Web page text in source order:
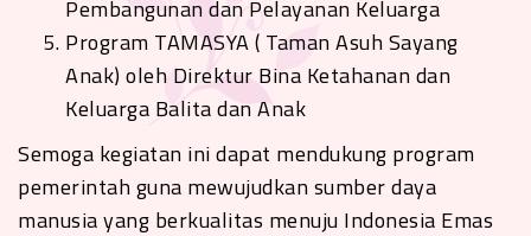
Pembangunan dan Pelayanan Keluarga
Program TAMASYA ( Taman Asuh Sayang
Anak) oleh Direktur Bina Ketahanan dan
Keluarga Balita dan Anak
Semoga kegiatan ini dapat mendukung program
pemerintah guna mewujudkan sumber daya
manusia yang berkualitas menuju Indonesia Emas